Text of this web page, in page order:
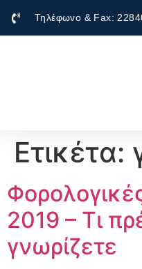
Τηλέφωνο & Fax:
Ετικέτα:
2019 – Τι
γνωρίζετε